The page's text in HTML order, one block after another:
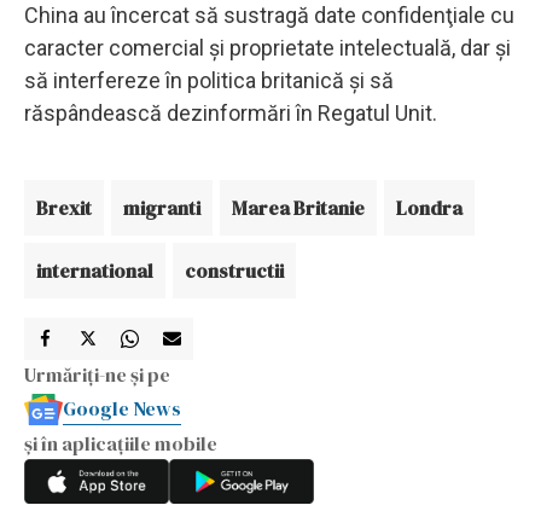
China au încercat să sustragă date confidenţiale cu
caracter comercial şi proprietate intelectuală, dar şi
să interfereze în politica britanică şi să
răspândească dezinformări în Regatul Unit.
Brexit migranti Marea Britanie Londra
international constructii
Urmăriți-ne și pe
Google News
și în aplicațiile mobile